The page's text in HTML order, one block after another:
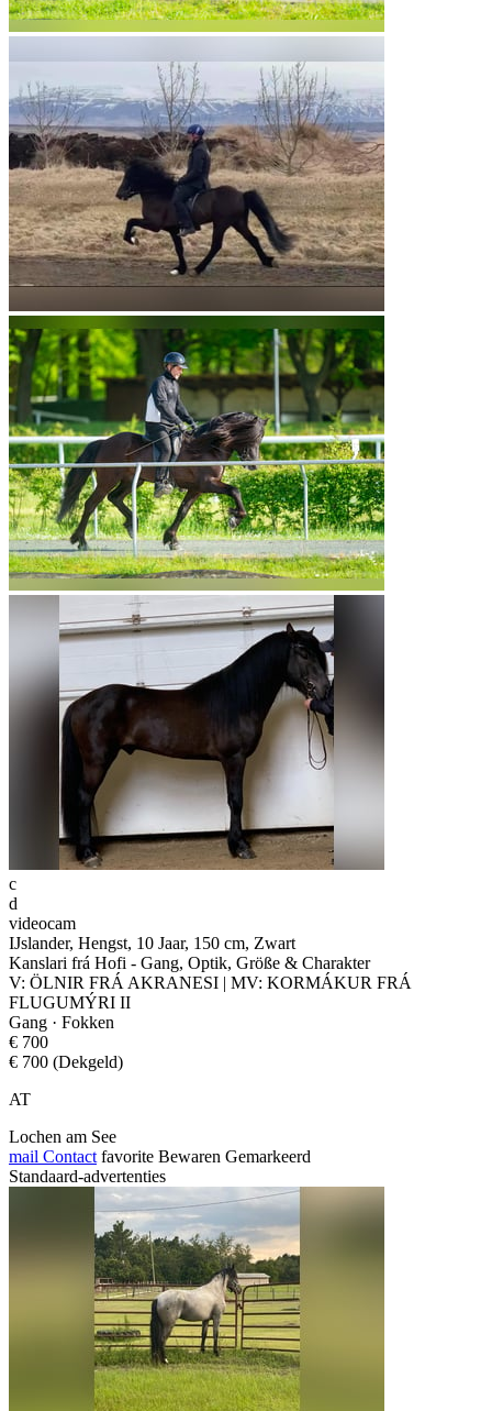
c
d
videocam
IJslander, Hengst, 10 Jaar, 150 cm, Zwart
Kanslari frá Hofi - Gang, Optik, Größe & Charakter
V: ÖLNIR FRÁ AKRANESI | MV: KORMÁKUR FRÁ
FLUGUMÝRI II
Gang · Fokken
€ 700
€ 700 (Dekgeld)
AT
Lochen am See
mail Contact favorite Bewaren Gemarkeerd
Standaard-advertenties